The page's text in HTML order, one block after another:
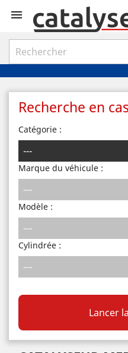

Recherche en
Catégorie :
Marque du véhicule :
Modèle :
Cylindrée :
Lancer